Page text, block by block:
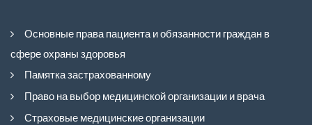
Основные права пациента и обязанности граждан в
сфере охраны здоровья
Памятка застрахованному
Право на выбор медицинской организации и врача
Страховые медицинские организации